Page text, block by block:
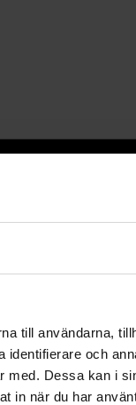
till användarna,
och
Dessa kan i
in när du har